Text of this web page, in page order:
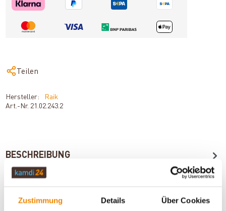
Zustimmung Details Über Cookies
Teilen
Hersteller:
Raik
Art.-Nr. 21.02.243.2
BESCHREIBUNG